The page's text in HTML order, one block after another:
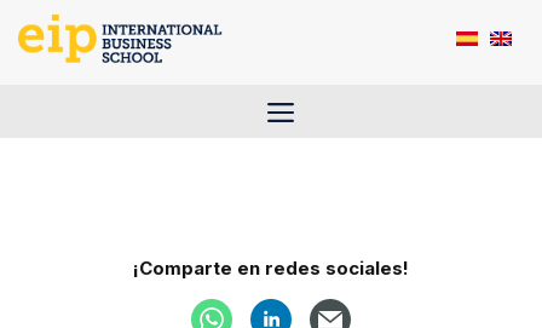
Saltar
Menú
¡Comparte en redes sociales!